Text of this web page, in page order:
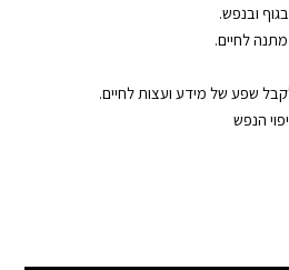
ובנפש.
לחיים.
שפע של מידע ועצות לחיים.
הנפש⁠